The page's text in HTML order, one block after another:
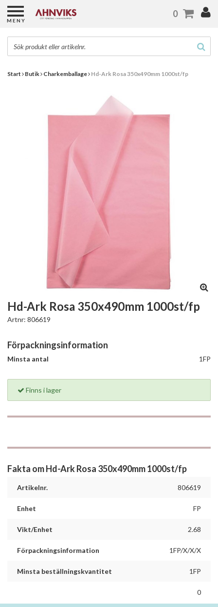
Start Butik Charkemballage Hd-Ark Rosa 350x490mm 1000st/fp
Hd-Ark Rosa 350x490mm 1000st/fp
Artnr: 806619
Förpackningsinformation
Minsta antal 1FP
Finns i lager
Fakta om Hd-Ark Rosa 350x490mm 1000st/fp
Artikelnr. 806619
Enhet FP
Vikt/Enhet 2.68
Förpackningsinformation 1FP/X/X/X
Minsta beställningskvantitet 1FP
0
MENY
0